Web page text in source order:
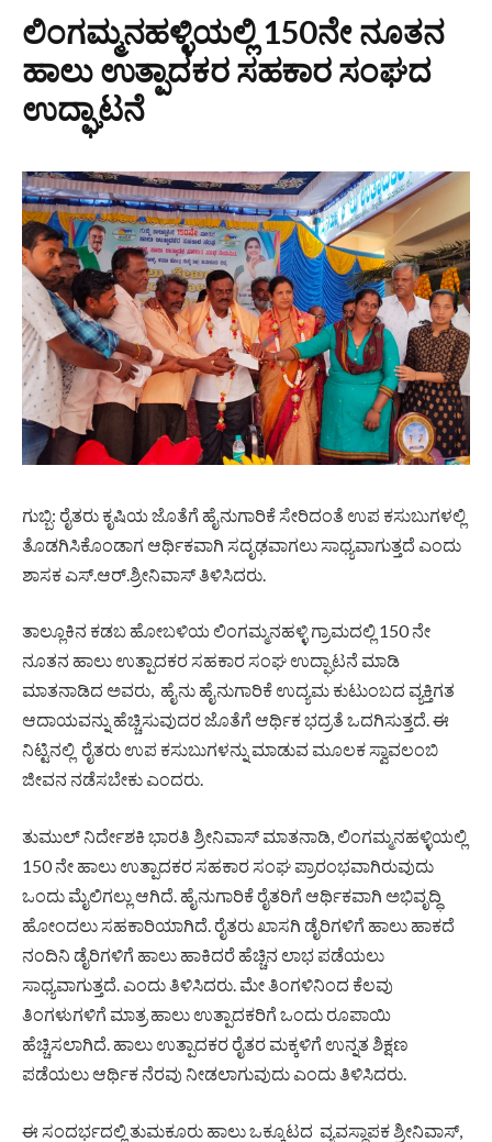
ಲಿಂಗಮ್ಮನಹಳ್ಳಿಯಲ್ಲಿ 150ನೇ ನೂತನ
ಹಾಲು ಉತ್ಪಾದಕರ ಸಹಕಾರ ಸಂಘದ
ಉದ್ಘಾಟನೆ
ಗುಬ್ಬಿ: ರೈತರು ಕೃಷಿಯ ಜೊತೆಗೆ ಹೈನುಗಾರಿಕೆ ಸೇರಿದಂತೆ ಉಪ ಕಸುಬುಗಳಲ್ಲಿ
ತೊಡಗಿಸಿಕೊಂಡಾಗ ಆರ್ಥಿಕವಾಗಿ ಸದೃಢವಾಗಲು ಸಾಧ್ಯವಾಗುತ್ತದೆ ಎಂದು
ಶಾಸಕ ಎಸ್.ಆರ್.ಶ್ರೀನಿವಾಸ್ ತಿಳಿಸಿದರು.
ತಾಲ್ಲೂಕಿನ ಕಡಬ ಹೋಬಳಿಯ ಲಿಂಗಮ್ಮನಹಳ್ಳಿ ಗ್ರಾಮದಲ್ಲಿ 150 ನೇ
ನೂತನ ಹಾಲು ಉತ್ಪಾದಕರ ಸಹಕಾರ ಸಂಘ ಉದ್ಘಾಟನೆ ಮಾಡಿ
ಮಾತನಾಡಿದ ಅವರು, ಹೈನು ಹೈನುಗಾರಿಕೆ ಉದ್ಯಮ ಕುಟುಂಬದ ವ್ಯಕ್ತಿಗತ
ಆದಾಯವನ್ನು ಹೆಚ್ಚಿಸುವುದರ ಜೊತೆಗೆ ಆರ್ಥಿಕ ಭದ್ರತೆ ಒದಗಿಸುತ್ತದೆ. ಈ
ನಿಟ್ಟಿನಲ್ಲಿ ರೈತರು ಉಪ ಕಸುಬುಗಳನ್ನು ಮಾಡುವ ಮೂಲಕ ಸ್ವಾವಲಂಬಿ
ಜೀವನ ನಡೆಸಬೇಕು ಎಂದರು.
ತುಮುಲ್ ನಿರ್ದೇಶಕಿ ಭಾರತಿ ಶ್ರೀನಿವಾಸ್ ಮಾತನಾಡಿ, ಲಿಂಗಮ್ಮನಹಳ್ಳಿಯಲ್ಲಿ
150 ನೇ ಹಾಲು ಉತ್ಪಾದಕರ ಸಹಕಾರ ಸಂಘ ಪ್ರಾರಂಭವಾಗಿರುವುದು
ಒಂದು ಮೈಲಿಗಲ್ಲು ಆಗಿದೆ. ಹೈನುಗಾರಿಕೆ ರೈತರಿಗೆ ಆರ್ಥಿಕವಾಗಿ ಅಭಿವೃದ್ಧಿ
ಹೋಂದಲು ಸಹಕಾರಿಯಾಗಿದೆ. ರೈತರು ಖಾಸಗಿ ಡೈರಿಗಳಿಗೆ ಹಾಲು ಹಾಕದೆ
ನಂದಿನಿ ಡೈರಿಗಳಿಗೆ ಹಾಲು ಹಾಕಿದರೆ ಹೆಚ್ಚಿನ ಲಾಭ ಪಡೆಯಲು
ಸಾಧ್ಯವಾಗುತ್ತದೆ. ಎಂದು ತಿಳಿಸಿದರು. ಮೇ ತಿಂಗಳಿನಿಂದ ಕೆಲವು
ತಿಂಗಳುಗಳಿಗೆ ಮಾತ್ರ ಹಾಲು ಉತ್ಪಾದಕರಿಗೆ ಒಂದು ರೂಪಾಯಿ
ಹೆಚ್ಚಿಸಲಾಗಿದೆ. ಹಾಲು ಉತ್ಪಾದಕರ ರೈತರ ಮಕ್ಕಳಿಗೆ ಉನ್ನತ ಶಿಕ್ಷಣ
ಪಡೆಯಲು ಆರ್ಥಿಕ ನೆರವು ನೀಡಲಾಗುವುದು ಎಂದು ತಿಳಿಸಿದರು.
ಈ ಸಂದರ್ಭದಲ್ಲಿ ತುಮಕೂರು ಹಾಲು ಒಕ್ಕೂಟದ ವ್ಯವಸ್ಥಾಪಕ ಶ್ರೀನಿವಾಸ್,